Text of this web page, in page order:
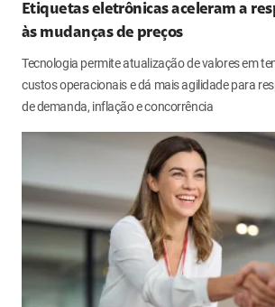
Etiquetas eletrônicas aceleram a
às mudanças de preços
Tecnologia permite atualização de valores em
custos operacionais e dá mais agilidade para
de demanda, inflação e concorrência